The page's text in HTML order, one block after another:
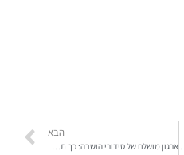
הנכון עבורך
הבא
ארגון מושלם של סידורי הושבה: כך תדעו בדיוק מי מגיע לאירוע